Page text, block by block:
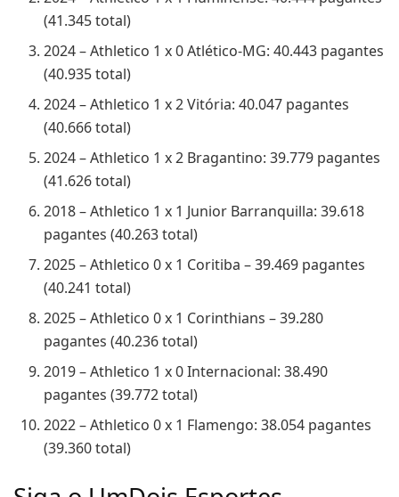
(41.345 total)
2024 – Athletico 1 x 0 Atlético-MG: 40.443 pagantes
(40.935 total)
2024 – Athletico 1 x 2 Vitória: 40.047 pagantes
(40.666 total)
2024 – Athletico 1 x 2 Bragantino: 39.779 pagantes
(41.626 total)
2018 – Athletico 1 x 1 Junior Barranquilla: 39.618
pagantes (40.263 total)
2025 – Athletico 0 x 1 Coritiba – 39.469 pagantes
(40.241 total)
2025 – Athletico 0 x 1 Corinthians – 39.280
pagantes (40.236 total)
2019 – Athletico 1 x 0 Internacional: 38.490
pagantes (39.772 total)
2022 – Athletico 0 x 1 Flamengo: 38.054 pagantes
(39.360 total)